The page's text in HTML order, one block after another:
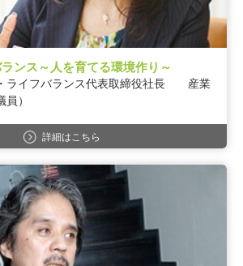
ンス～人を育てる環境作り～
・ライフバランス代表取締役社長 産業
）
詳細はこちら